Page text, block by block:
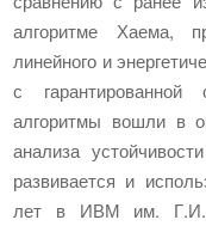
алгоритме Хаема,
линейного и
с гарантированной
алгоритмы вошли в
анализа
развивается и
лет в ИВМ им.